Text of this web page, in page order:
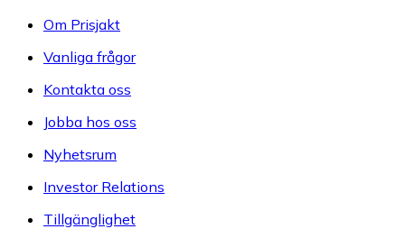
Om Prisjakt
Vanliga frågor
Kontakta oss
Jobba hos oss
Nyhetsrum
Investor Relations
Tillgänglighet